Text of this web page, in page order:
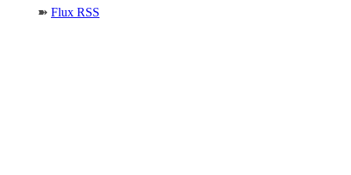
➽ Flux RSS